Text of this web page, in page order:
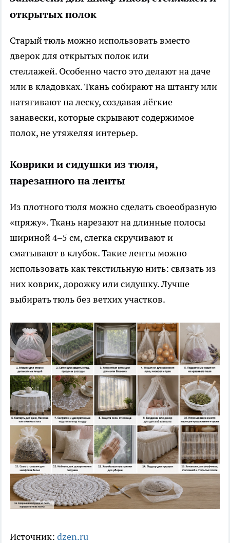
открытых полок
Старый тюль можно использовать вместо
дверок для открытых полок или
стеллажей. Особенно часто это делают на даче
или в кладовках. Ткань собирают на штангу или
натягивают на леску, создавая лёгкие
занавески, которые скрывают содержимое
полок, не утяжеляя интерьер.
Коврики и сидушки из тюля,
нарезанного на ленты
Из плотного тюля можно сделать своеобразную
«пряжу». Ткань нарезают на длинные полосы
шириной 4–5 см, слегка скручивают и
сматывают в клубок. Такие ленты можно
использовать как текстильную нить: связать из
них коврик, дорожку или сидушку. Лучше
выбирать тюль без ветхих участков.
Источник: dzen.ru